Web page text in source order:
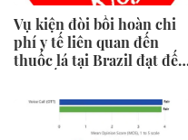
Vụ kiện đòi bồi hoàn chi
phí y tế liên quan đến
thuốc lá tại Brazil đạt đến
tòa án chuẩn bị ra phán